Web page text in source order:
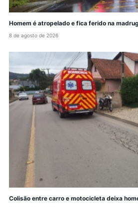
Homem é atropelado e fica ferido na
8 de agosto de 2026
Colisão entre carro e motocicleta deixa